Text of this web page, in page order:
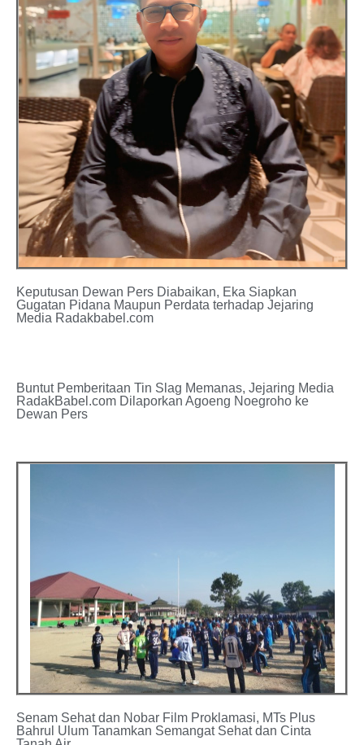
Keputusan Dewan Pers Diabaikan, Eka Siapkan
Gugatan Pidana Maupun Perdata terhadap Jejaring
Media Radakbabel.com
Buntut Pemberitaan Tin Slag Memanas, Jejaring Media
RadakBabel.com Dilaporkan Agoeng Noegroho ke
Dewan Pers
Senam Sehat dan Nobar Film Proklamasi, MTs Plus
Bahrul Ulum Tanamkan Semangat Sehat dan Cinta